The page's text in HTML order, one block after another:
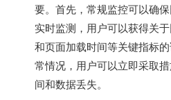
要。首先，常规监控可以确
实时监测，用户可以获得关
和页面加载时间等关键指标
常情况，用户可以立即采取
间和数据丢失。